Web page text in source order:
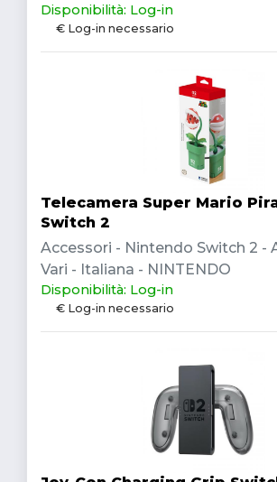
Disponibilità: Log-in
€ Log-in necessario
Telecamera Super Mario
Switch 2
Accessori - Nintendo Switch 2 -
Vari - Italiana - NINTENDO
Disponibilità: Log-in
€ Log-in necessario